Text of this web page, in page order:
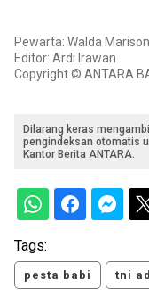
Pewarta: Walda Marison
Editor: Ardi Irawan
Copyright © ANTARA
Dilarang keras
pengindeksan otomatis
Kantor Berita ANTARA.
Tags:
pesta babi tni ad